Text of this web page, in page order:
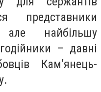
представники
але найбільшу
– давні
Кам’янець-